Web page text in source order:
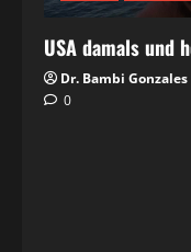
USA damals und
Dr. Bambi Gonzales
0